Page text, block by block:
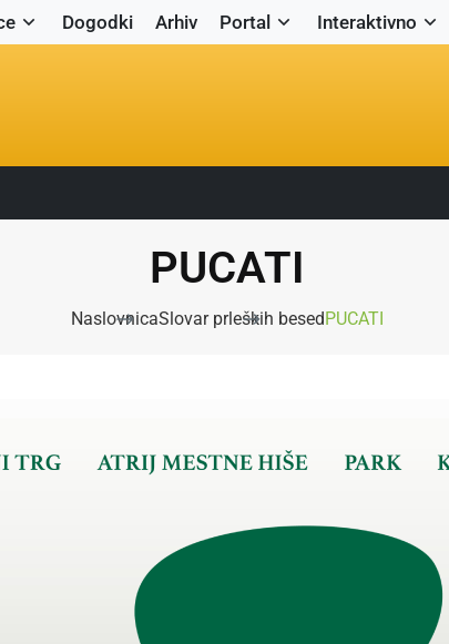
Dogodki Arhiv Portal Interaktivno
PUCATI
NaslovnicaSlovar prleških besedPUCATI